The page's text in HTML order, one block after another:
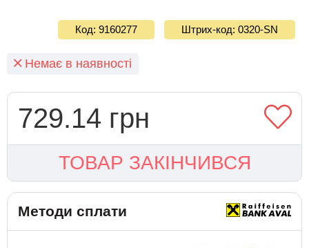
Код: 9160277 Штрих-код: 0320-SN
Немає в наявності
729.14 грн
ТОВАР ЗАКІНЧИВСЯ
Методи сплати